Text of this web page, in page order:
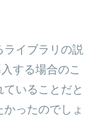
イブラリの説
する場合のこ
いることだと
ったのでしょ